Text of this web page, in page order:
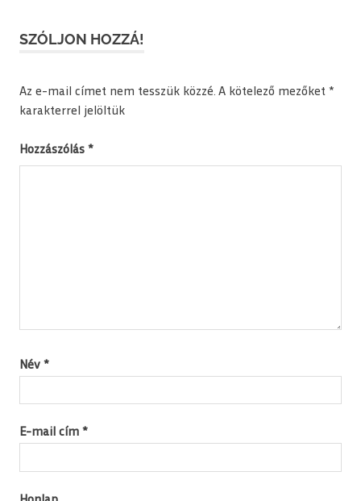
SZÓLJON HOZZÁ!
Az e-mail címet nem tesszük közzé. A kötelező mezőket *
karakterrel jelöltük
Hozzászólás *
Név *
E-mail cím *